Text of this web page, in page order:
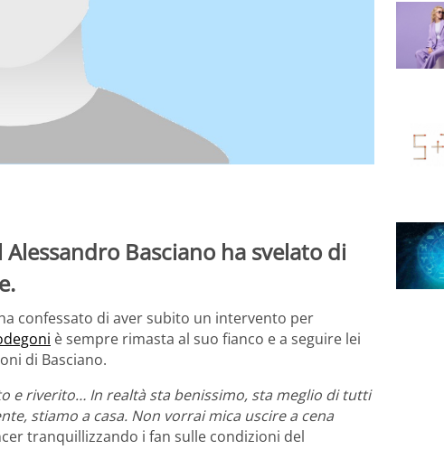
Basciano ha svelato di
confessato di aver subito un intervento per
è sempre rimasta al suo fianco e a seguire lei
di Basciano.
e riverito… In realtà sta benissimo, sta meglio di tutti
stiamo a casa. Non vorrai mica uscire a cena
tranquillizzando i fan sulle condizioni del